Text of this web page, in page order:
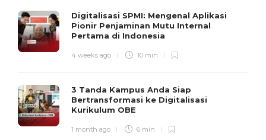
Digitalisasi SPMI: Mengenal Aplikasi
Pionir Penjaminan Mutu Internal
Pertama di Indonesia
4 weeks ago 10 min
3 Tanda Kampus Anda Siap
Bertransformasi ke Digitalisasi
Kurikulum OBE
1 month ago 6 min